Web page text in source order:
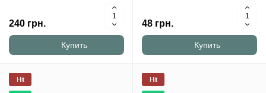
240 грн.
Купить
48 грн.
Купить
Hit Hit